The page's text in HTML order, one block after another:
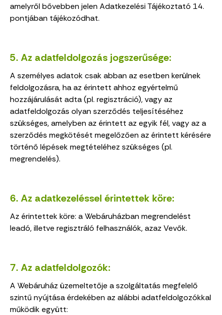
amelyről bővebben jelen Adatkezelési Tájékoztató 14.
pontjában tájékozódhat.
5. Az adatfeldolgozás jogszerűsége:
A személyes adatok csak abban az esetben kerülnek
feldolgozásra, ha az érintett ahhoz egyértelmű
hozzájárulását adta (pl. regisztráció), vagy az
adatfeldolgozás olyan szerződés teljesítéséhez
szükséges, amelyben az érintett az egyik fél, vagy az a
szerződés megkötését megelőzően az érintett kérésére
történő lépések megtételéhez szükséges (pl.
megrendelés).
6. Az adatkezeléssel érintettek köre:
Az érintettek köre: a Webáruházban megrendelést
leadó, illetve regisztráló felhasználók, azaz Vevők.
7. Az adatfeldolgozók:
A Webáruház üzemeltetője a szolgáltatás megfelelő
szintű nyújtása érdekében az alábbi adatfeldolgozókkal
működik együtt: